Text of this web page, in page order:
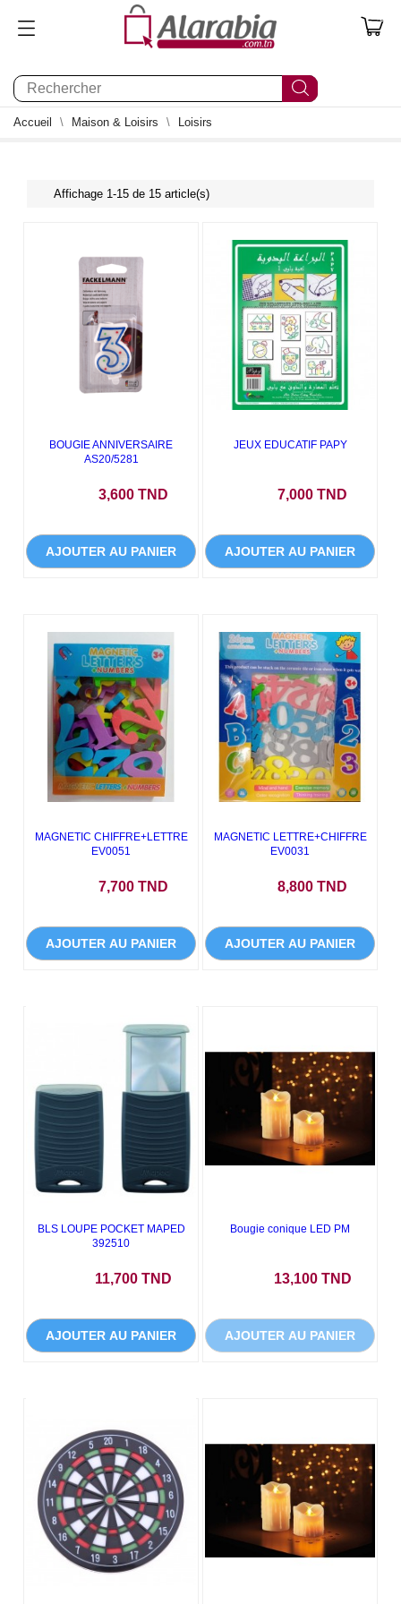
0
Accueil Maison & Loisirs Loisirs
Affichage 1-15 de 15 article(s)
BOUGIE ANNIVERSAIRE
AS20/5281
3,600 TND
AJOUTER AU PANIER
JEUX EDUCATIF PAPY
7,000 TND
AJOUTER AU PANIER
MAGNETIC CHIFFRE+LETTRE
EV0051
7,700 TND
AJOUTER AU PANIER
MAGNETIC LETTRE+CHIFFRE
EV0031
8,800 TND
AJOUTER AU PANIER
BLS LOUPE POCKET MAPED
392510
11,700 TND
AJOUTER AU PANIER
Bougie conique LED PM
13,100 TND
AJOUTER AU PANIER